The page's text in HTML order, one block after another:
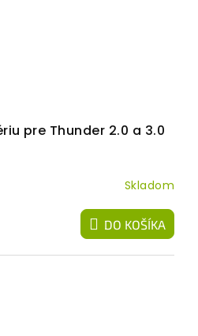
pre Thunder 2.0 a 3.0
Skladom
DO KOŠÍKA